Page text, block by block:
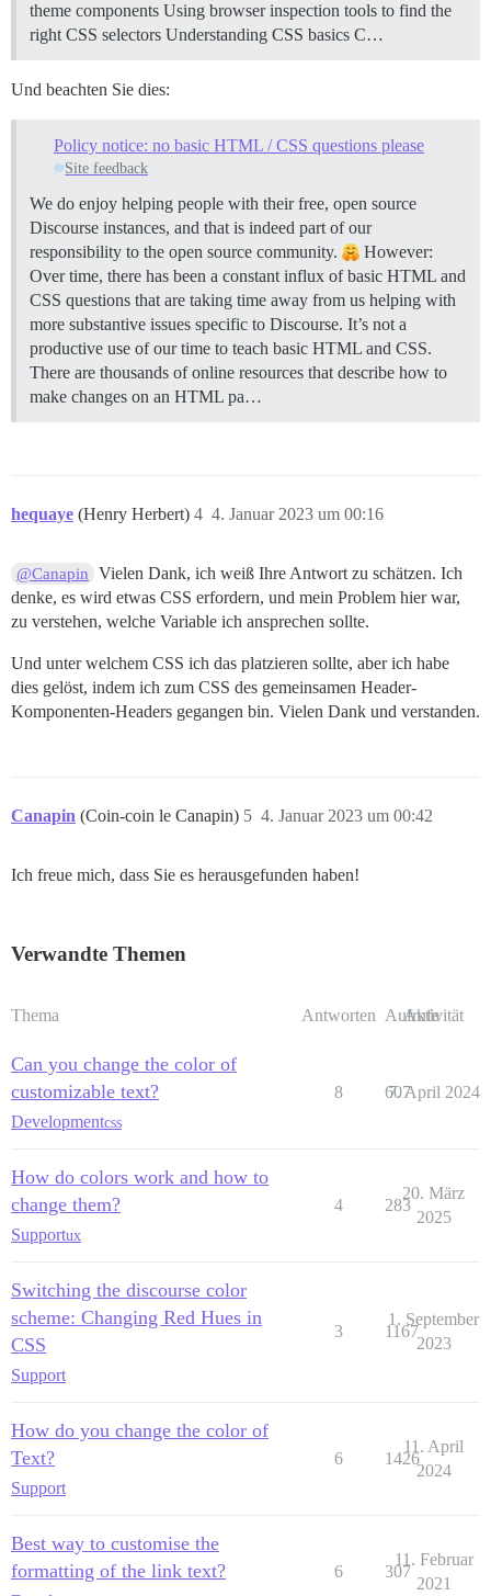
theme components Using browser inspection tools to find the
right CSS selectors Understanding CSS basics C…
Und beachten Sie dies:
Policy notice: no basic HTML / CSS questions please
Site feedback
We do enjoy helping people with their free, open source
Discourse instances, and that is indeed part of our
responsibility to the open source community.
However:
Over time, there has been a constant influx of basic HTML and
CSS questions that are taking time away from us helping with
more substantive issues specific to Discourse. It’s not a
productive use of our time to teach basic HTML and CSS.
There are thousands of online resources that describe how to
make changes on an HTML pa…
hequaye (Henry Herbert) 4. Januar 2023 um 00:16
4
@Canapin
Vielen Dank, ich weiß Ihre Antwort zu schätzen. Ich
denke, es wird etwas CSS erfordern, und mein Problem hier war,
zu verstehen, welche Variable ich ansprechen sollte.
Und unter welchem CSS ich das platzieren sollte, aber ich habe
dies gelöst, indem ich zum CSS des gemeinsamen Header-
Komponenten-Headers gegangen bin. Vielen Dank und verstanden.
Canapin (Coin-coin le Canapin) 4. Januar 2023 um 00:42
5
Ich freue mich, dass Sie es herausgefunden haben!
Verwandte Themen
Thema Antworten Aufrufe
Aktivität
Can you change the color of
customizable text?
Developmentcss
8 607
7. April 2024
How do colors work and how to
change them?
Supportux
4 283
20. März
2025
Switching the discourse color
scheme: Changing Red Hues in
CSS
Support
3 1167
1. September
2023
How do you change the color of
Text?
Support
6 1426
11. April
2024
Best way to customise the
formatting of the link text?
6 307
11. Februar
2021